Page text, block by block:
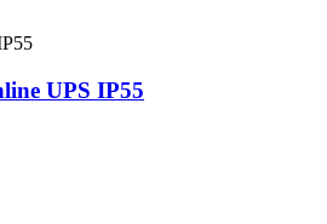
UPS IP55